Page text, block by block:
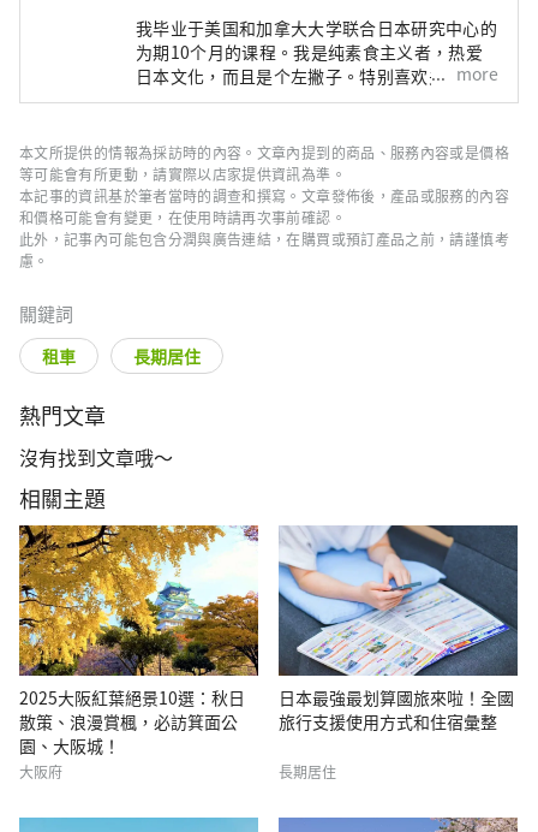
我毕业于美国和加拿大大学联合日本研究中心的
为期10个月的课程。我是纯素食主义者，热爱
日本文化，而且是个左撇子。特别喜欢关西！
more
本文所提供的情報為採訪時的內容。文章內提到的商品、服務內容或是價格
等可能會有所更動，請實際以店家提供資訊為準。
本記事的資訊基於筆者當時的調查和撰寫。文章發佈後，產品或服務的內容
和價格可能會有變更，在使用時請再次事前確認。
此外，記事內可能包含分潤與廣告連結，在購買或預訂產品之前，請謹慎考
慮。
關鍵詞
租車 長期居住
熱門文章
沒有找到文章哦～
相關主題
2025大阪紅葉絕景10選：秋日
散策、浪漫賞楓，必訪箕面公
園、大阪城！
大阪府
日本最強最划算國旅來啦！全國
旅行支援使用方式和住宿彙整
長期居住